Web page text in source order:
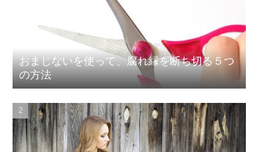
おまじないを使って、腐れ縁を断ち切る５つ
の方法